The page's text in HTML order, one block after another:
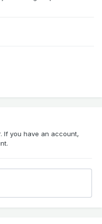
If you have an account,